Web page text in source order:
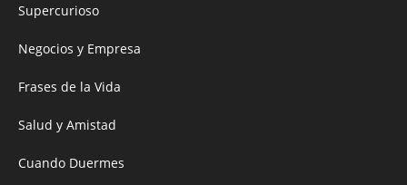
Supercurioso
Negocios y Empresa
Frases de la Vida
Salud y Amistad
Cuando Duermes